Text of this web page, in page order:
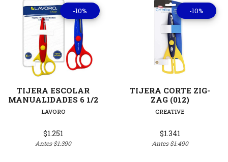
-10%
TIJERA ESCOLAR
MANUALIDADES 6 1/2
LAVORO
$1.251
Antes$1.390
-10%
TIJERA CORTE ZIG-
ZAG (012)
CREATIVE
$1.341
Antes$1.490